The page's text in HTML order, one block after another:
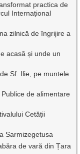
practica de
Internațional
zilnică de îngrijire a
acasă și unde un
Sf. Ilie, pe muntele
de alimentare
Cetății
Sarmizegetusa
de vară din Țara